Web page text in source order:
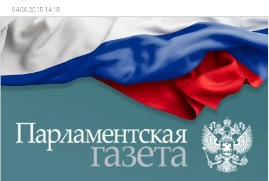
04.06.2015 14:18